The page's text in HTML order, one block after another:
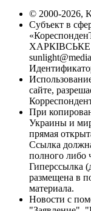
© 2000-2026,
Субъект в
ХАРКІВСЬКЕ
сайте,
При
Украины и
прямая
Ссылка
полного либо
Гиперссылка
размещена в
материала.
Новости с